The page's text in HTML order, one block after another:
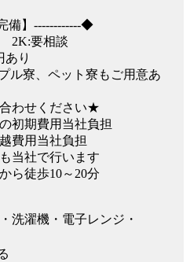
備】------------◆
2K:要相談
り
ル寮、ペット寮もご用意あ
わせください★
初期費用当社負担
費用当社負担
当社で行います
ら徒歩10～20分
洗濯機・電子レンジ・